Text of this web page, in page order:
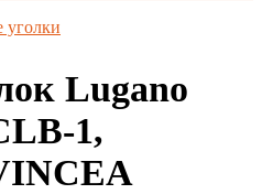
Lugano
1,